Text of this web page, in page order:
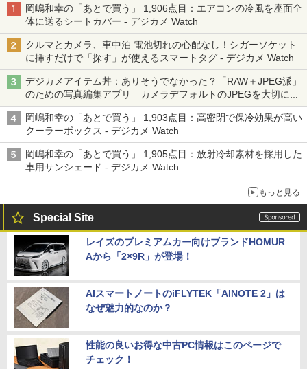
岡嶋和幸の「あとで買う」 1,906点目：エアコンの冷風を座面全
体に送るシートカバー - デジカメ Watch
クルマとカメラ、車中泊 電池切れの心配なし！シガーソケット
に挿すだけで「探す」が使えるスマートタグ - デジカメ Watch
デジカメアイテム丼：ありそうでなかった？「RAW＋JPEG派」
のための写真編集アプリ カメラデフォルトのJPEGを大切にす
る「Filmator」
岡嶋和幸の「あとで買う」 1,903点目：高密閉で保冷効果が高い
クーラーボックス - デジカメ Watch
岡嶋和幸の「あとで買う」 1,905点目：放射冷却素材を採用した
車用サンシェード - デジカメ Watch
もっと見る
Special Site
レイズのプレミアムカー向けブランドHOMUR
Aから「2×9R」が登場！
AIスマートノートのiFLYTEK「AINOTE 2」は
なぜ魅力的なのか？
性能の良いお得な中古PC情報はこのページで
チェック！